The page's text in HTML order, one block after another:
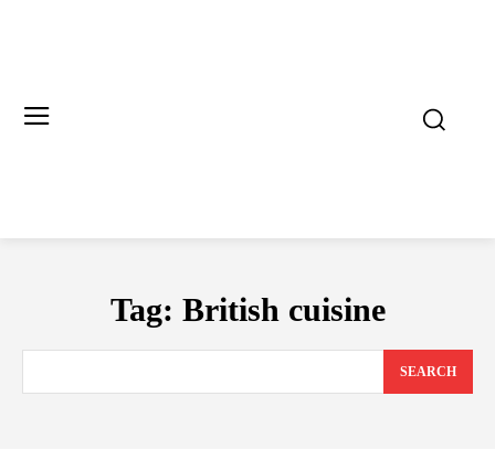
Tag: British cuisine
SEARCH